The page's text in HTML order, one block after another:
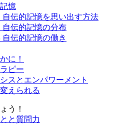
憶
自伝的記憶を思い出す方法
自伝的記憶の分布
自伝的記憶の働き
に！
ピー
スとエンパワーメント
えられる
う！
と質問力